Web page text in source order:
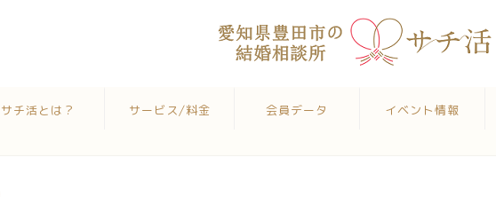
サチ活とは？ サービス/料金 会員データ イベント情報